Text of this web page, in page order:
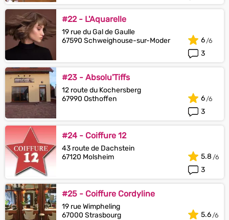
#22 - L'Aquarelle
19 rue du Gal de Gaulle
67590 Schweighouse-sur-Moder
3
6
#23 - Absolu'Tiffs
12 route du Kochersberg
67990 Osthoffen
3
6
#24 - Coiffure 12
43 route de Dachstein
67120 Molsheim
3
5.8
#25 - Coiffure Cordyline
19 rue Wimpheling
67000 Strasbourg
5.6